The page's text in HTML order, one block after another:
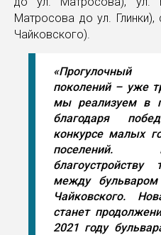
Матросова до ул. Глинки),
Чайковского).
поколений – уже
мы реализуем в
благодаря
конкурсе малых
поселений.
благоустройству
между
Чайковского.
станет
2021 году